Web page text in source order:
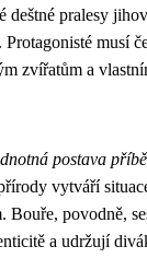
deštné pralesy
musí
zvířatům a
postava
vytváří
Bouře, povodně,
a udržují